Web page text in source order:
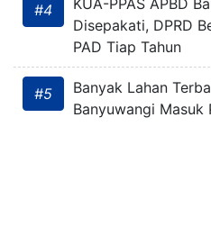
#4
Disepakati, DPRD
PAD Tiap Tahun
#5
Banyak Lahan
Banyuwangi Masuk